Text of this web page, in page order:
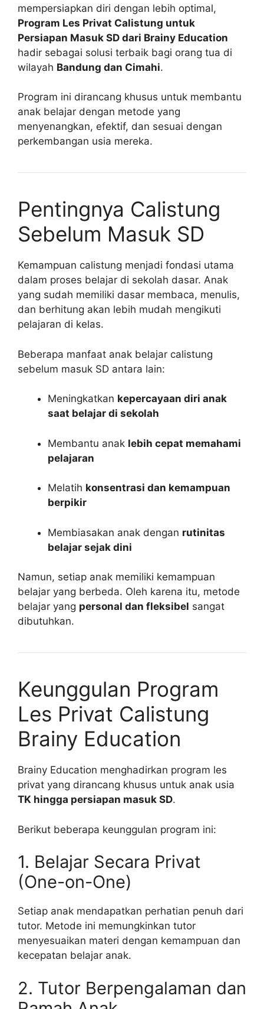
mempersiapkan diri dengan lebih optimal,
Program Les Privat Calistung untuk
Persiapan Masuk SD dari Brainy Education
hadir sebagai solusi terbaik bagi orang tua di
wilayah Bandung dan Cimahi.
Program ini dirancang khusus untuk membantu
anak belajar dengan metode yang
menyenangkan, efektif, dan sesuai dengan
perkembangan usia mereka.
Pentingnya Calistung
Sebelum Masuk SD
Kemampuan calistung menjadi fondasi utama
dalam proses belajar di sekolah dasar. Anak
yang sudah memiliki dasar membaca, menulis,
dan berhitung akan lebih mudah mengikuti
pelajaran di kelas.
Beberapa manfaat anak belajar calistung
sebelum masuk SD antara lain:
Meningkatkan kepercayaan diri anak
saat belajar di sekolah
Membantu anak lebih cepat memahami
pelajaran
Melatih konsentrasi dan kemampuan
berpikir
Membiasakan anak dengan rutinitas
belajar sejak dini
Namun, setiap anak memiliki kemampuan
belajar yang berbeda. Oleh karena itu, metode
belajar yang personal dan fleksibel sangat
dibutuhkan.
Keunggulan Program
Les Privat Calistung
Brainy Education
Brainy Education menghadirkan program les
privat yang dirancang khusus untuk anak usia
TK hingga persiapan masuk SD.
Berikut beberapa keunggulan program ini:
1. Belajar Secara Privat
(One-on-One)
Setiap anak mendapatkan perhatian penuh dari
tutor. Metode ini memungkinkan tutor
menyesuaikan materi dengan kemampuan dan
kecepatan belajar anak.
2. Tutor Berpengalaman dan